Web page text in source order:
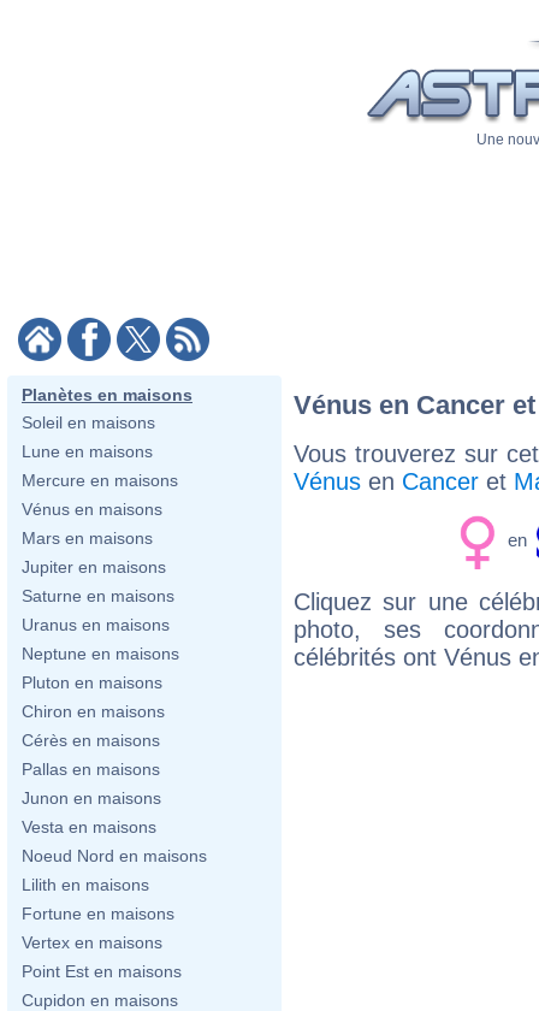
Une
Planètes en maisons
Soleil en maisons
Lune en maisons
Mercure en maisons
Vénus en maisons
Mars en maisons
Jupiter en maisons
Saturne en maisons
Uranus en maisons
Neptune en maisons
Pluton en maisons
Chiron en maisons
Cérès en maisons
Pallas en maisons
Junon en maisons
Vesta en maisons
Noeud Nord en maisons
Lilith en maisons
Fortune en maisons
Vertex en maisons
Point Est en maisons
Cupidon en maisons
Vénus en Cancer
Vous trouverez sur
Vénus en Cancer et
en
Cliquez sur une
photo, ses
célébrités ont Vénus